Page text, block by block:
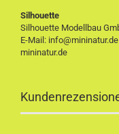
Silhouette
Silhouette Modellbau
E-Mail: info@mininatur.de
mininatur.de